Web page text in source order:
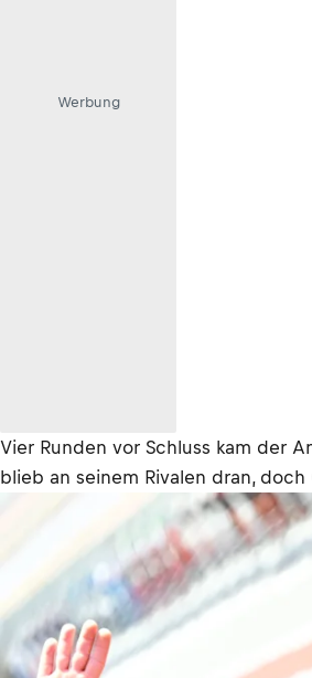
Werbung
Vier Runden vor Schluss kam der
blieb an seinem Rivalen dran,